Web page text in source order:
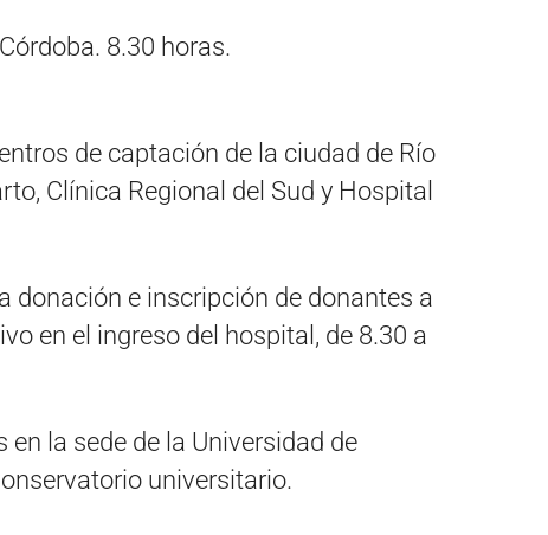
8.30 horas.
de captación de la ciudad de Río
Clínica Regional del Sud y Hospital
donación e inscripción de donantes a
en el ingreso del hospital, de 8.30 a
la sede de la Universidad de
universitario.